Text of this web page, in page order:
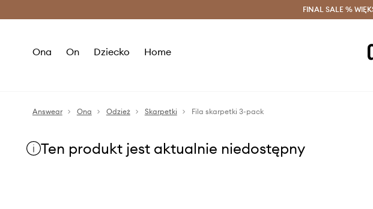
Oszczędzaj z Answear Club >
FINAL SALE %
Ona On Dziecko Home
Answear Ona Odzież Skarpetki Fila skarpetki 3-pack
Ten produkt jest aktualnie niedostępny